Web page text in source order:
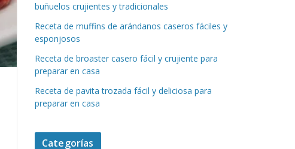
buñuelos crujientes y tradicionales
Receta de muffins de arándanos caseros fáciles y
esponjosos
Receta de broaster casero fácil y crujiente para
preparar en casa
Receta de pavita trozada fácil y deliciosa para
preparar en casa
Categorías